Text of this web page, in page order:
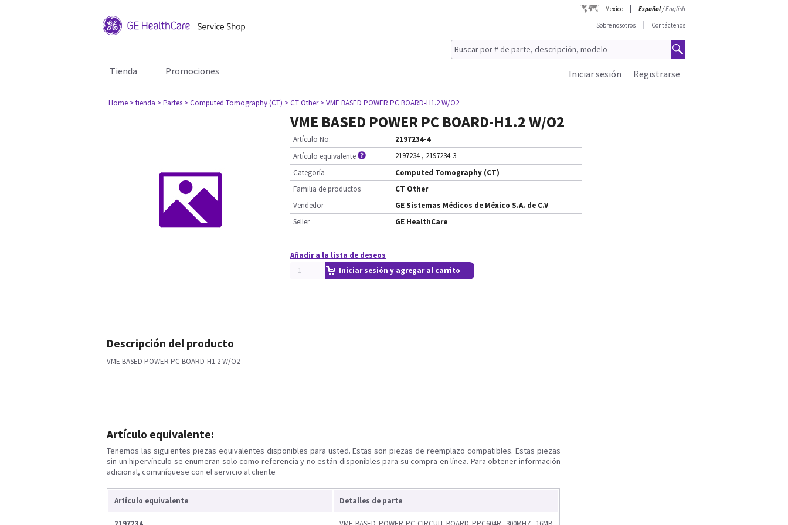
Mexico Español/English
Sobre nosotros
Contáctenos
Tienda Promociones Registrarse
Iniciar sesión
Home > tienda > Partes > Computed Tomography (CT) > CT Other > VME BASED POWER PC BOARD-H1.2 W/O2
VME BASED POWER PC BOARD-H1.2 W/O2
Artículo No.
2197234-4
Artículo equivalente
2197234 , 2197234-3
Categoría
Computed Tomography (CT)
Familia de productos
CT Other
Vendedor
GE Sistemas Médicos de México S.A. de C.V
Seller
GE HealthCare
Añadir a la lista de deseos
Iniciar sesión y agregar al carrito
Descripción del producto
VME BASED POWER PC BOARD-H1.2 W/O2
Artículo equivalente:
Tenemos las siguientes piezas equivalentes disponibles para usted. Estas son piezas de reemplazo compatibles. Estas piezas
sin un hipervínculo se enumeran solo como referencia y no están disponibles para su compra en línea. Para obtener información
adicional, comuníquese con el servicio al cliente
Artículo equivalente Detalles de parte